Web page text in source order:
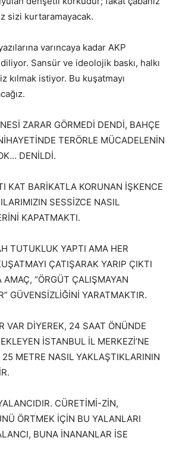
sizi kurtaramayacak.
varıncaya kadar AKP
Sansür ve ideolojik baskı, halkı
kılmak istiyor. Bu kuşatmayı
ZARAR GÖRMEDİ DENDİ, BAHÇE
TERÖRLE MÜCADELENİN
DENİLDİ.
KAT BARİKATLA KORUNAN İŞKENCE
SESSİZCE NASIL
KAPATMAKTI.
TUTUKLUK YAPTI AMA HER
ÇATIŞARAK YARIP ÇIKTI
“ÖRGÜT ÇALIŞMAYAN
GÜVENSİZLİĞİNİ YARATMAKTIR.
VAR DİYEREK, 24 SAAT ÖNÜNDE
İSTANBUL İL MERKEZİ’NE
METRE NASIL YAKLAŞTIKLARININ
CÜRETİMİ-ZİN,
ÖRTMEK İÇİN BU YALANLARI
BUNA İNANANLAR İSE